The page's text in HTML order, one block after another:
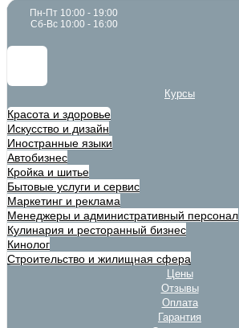
Пн-Пт 10:00 - 19:00
Сб-Вс 10:00 - 16:00
Курсы
Красота и здоровье
Искусство и дизайн
Иностранные языки
Автобизнес
Кройка и шитье
Бытовые услуги и сервис
Маркетинг и реклама
Менеджеры и административный персонал
Кулинария и ресторанный бизнес
Кинолог
Строительство и жилищная сфера
Цены
Отзывы
Оплата
Гарантия